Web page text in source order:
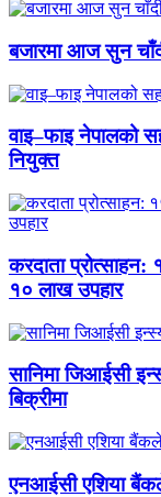
बजारमा आज सुन
वाइ–फाइ नेपालको
नियुक्त
करदाता
१० लाख उपहार
सानिमा जिआईसी
बिक्रीमा
एनआईसी एशिया